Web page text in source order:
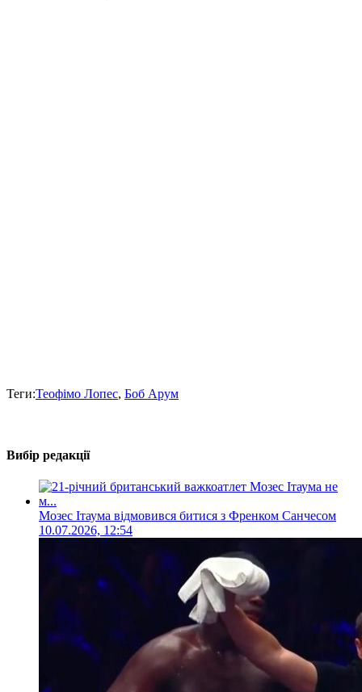
Теги:Теофімо Лопес, Боб Арум
Вибір редакції
Мозес Ітаума відмовився битися з Френком Санчесом
10.07.2026, 12:54